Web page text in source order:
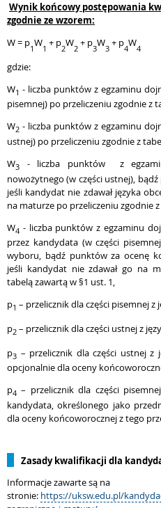
Wynik końcowy postępowania
zgodnie ze wzorem:
W = p1W1 + p2W2 + p3W3 + p4W4
gdzie:
W1 - liczba punktów z egzaminu
pisemnej) po przeliczeniu zgodnie z
W2 - liczba punktów z egzaminu
ustnej) po przeliczeniu zgodnie z
W3 - liczba punktów
z
nowożytnego (w części ustnej),
jeśli kandydat nie zdawał języka
na maturze po przeliczeniu zgodnie
W4 - liczba punktów z egzaminu
przez kandydata (w części
wyboru, bądź punktów za ocenę
jeśli kandydat nie zdawał go na
tabelą zawartą w §1 ust. 1,
p1 – przelicznik dla części pisemnej z
p2 – przelicznik dla części ustnej z
p3 – przelicznik dla części ustnej z
opcjonalnie dla oceny
p4 – przelicznik dla części
kandydata, określonego jako
dla oceny końcoworocznej z tego
Zasady kwalifikacji dla
Informacje zawarte są na
stronie: https://uksw.edu.pl/